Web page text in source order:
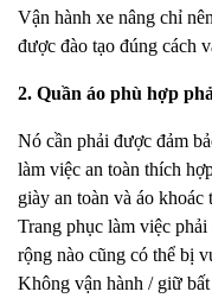
Vận hành xe nâng chỉ
được đào tạo đúng cách
2. Quần áo phù hợp
Nó cần phải được đảm
làm việc an toàn thích
giày an toàn và áo khoác
Trang phục làm việc
rộng nào cũng có thể bị
Không vận hành / giữ